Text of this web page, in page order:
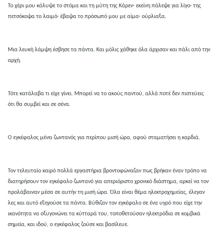
Το χέρι μου κάλυψε το στόμα και τη μύτη της Κάρεν· εκείνη πάλεψε για λίγο· της
πετσόκοψα το λαιμό· έβαψα το πρόσωπό μου με αίμα· ούρλιαξα.
Μια λευκή λάμψη έσβησε τα πάντα. Και μόλις χάθηκε όλα άρχισαν και πάλι από την
αρχή.
Τότε κατάλαβα τι είχε γίνει. Μπορεί να το ακούς παντού, αλλά ποτέ δεν πιστεύεις
ότι θα συμβεί και σε σένα.
Ο εγκέφαλος μένει ζωντανός για περίπου μισή ώρα, αφού σταματήσει η καρδιά.
Τον τελευταίο καιρό πολλά εργαστήρια βροντοφώναζαν πως βρήκαν έναν τρόπο να
διατηρήσουν τον εγκέφαλο ζωντανό για απεριόριστο χρονικό διάστημα, αρκεί να τον
προλάβαιναν μέσα σε αυτήν τη μισή ώρα. Όλα είναι θέμα ηλεκτροχημείας, έλεγαν
λες και αυτό εξηγούσε τα πάντα. Βύθιζαν τον εγκέφαλο σε ένα υγρό που είχε την
ικανότητα να οξυγονώνει τα κύτταρά του, τοποθετούσαν ηλεκτρόδια σε κομβικά
σημεία, και ιδού, ο εγκέφαλος ζούσε και βασίλευε.